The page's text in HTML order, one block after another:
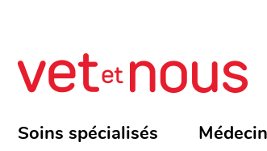
Soins spécialisés